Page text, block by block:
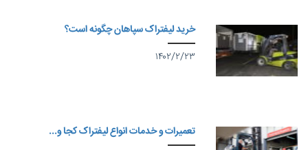
خرید لیفتراک سپاهان چگونه است؟
۱۴۰۲/۲/۲۳
تعمیرات و خدمات انواع لیفتراک کجا و...